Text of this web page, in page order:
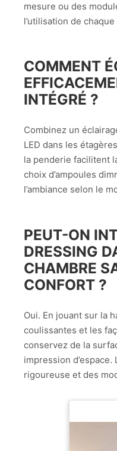
mesure ou des
l’utilisation de
COMMENT
INTÉGRÉ ?
Combinez un
LED dans les
la penderie facilitent
choix d’ampoules
l’ambiance selon le
PEUT-ON
DRESSING
CHAMBRE
CONFORT ?
Oui. En jouant sur la
coulissantes et les
conservez de la
impression
rigoureuse et des